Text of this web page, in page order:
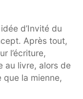
d’Invité du
Après tout,
l’écriture,
au livre, alors de
la mienne,